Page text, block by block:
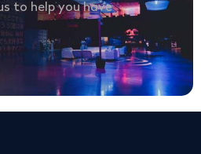
to help you have